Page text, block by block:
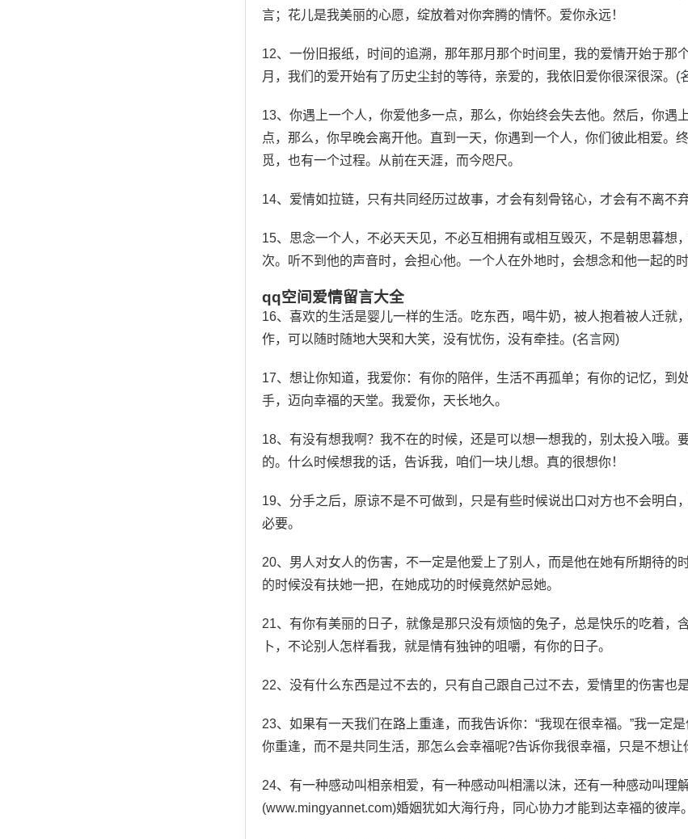
言；花儿是我美丽的心愿，绽放着对你奔腾的情怀。爱你永远！
12、一份旧报纸，时间的追溯，那年那月那个时间里，我的爱情开始于那
月，我们的爱开始有了历史尘封的等待，亲爱的，我依旧爱你很深很深。(
13、你遇上一个人，你爱他多一点，那么，你始终会失去他。然后，你遇
点，那么，你早晚会离开他。直到一天，你遇到一个人，你们彼此相爱。
觅，也有一个过程。从前在天涯，而今咫尺。
14、爱情如拉链，只有共同经历过故事，才会有刻骨铭心，才会有不离不弃
15、思念一个人，不必天天见，不必互相拥有或相互毁灭，不是朝思暮想
次。听不到他的声音时，会担心他。一个人在外地时，会想念和他一起的时
qq空间爱情留言大全
16、喜欢的生活是婴儿一样的生活。吃东西，喝牛奶，被人抱着被人迁就
作，可以随时随地大哭和大笑，没有忧伤，没有牵挂。(名言网)
17、想让你知道，我爱你：有你的陪伴，生活不再孤单；有你的记忆，到
手，迈向幸福的天堂。我爱你，天长地久。
18、有没有想我啊？我不在的时候，还是可以想一想我的，别太投入哦。
的。什么时候想我的话，告诉我，咱们一块儿想。真的很想你！
19、分手之后，原谅不是不可做到，只是有些时候说出口对方也不会明白
必要。
20、男人对女人的伤害，不一定是他爱上了别人，而是他在她有所期待的
的时候没有扶她一把，在她成功的时候竟然妒忌她。
21、有你有美丽的日子，就像是那只没有烦恼的兔子，总是快乐的吃着，
卜，不论别人怎样看我，就是情有独钟的咀嚼，有你的日子。
22、没有什么东西是过不去的，只有自己跟自己过不去，爱情里的伤害也是
23、如果有一天我们在路上重逢，而我告诉你：“我现在很幸福。”我一定
你重逢，而不是共同生活，那怎么会幸福呢?告诉你我很幸福，只是不想让
24、有一种感动叫相亲相爱，有一种感动叫相濡以沫，还有一种感动叫理解
(www.mingyannet.com)婚姻犹如大海行舟，同心协力才能到达幸福的彼岸。